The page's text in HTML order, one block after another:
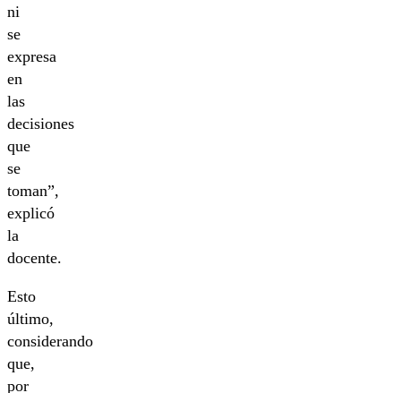
ni
se
expresa
en
las
decisiones
que
se
toman”,
explicó
la
docente.
Esto
último,
considerando
que,
por